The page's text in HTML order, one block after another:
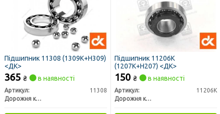
Підшипник 11308 (1309К+Н309)
<ДК>
365 ₴ в наявності
Артикул:
11308
Дорожня карта
Підшипник 11206К
(1207К+Н207) <ДК>
150 ₴ в наявності
Артикул:
11206К
Дорожня карта